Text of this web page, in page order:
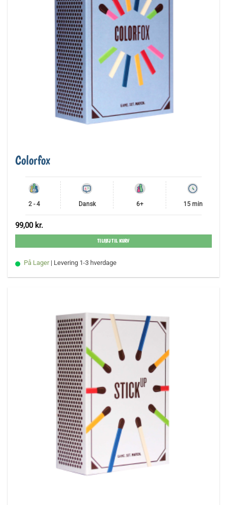
Colorfox
2 - 4 Dansk 6+ 15 min
99,00 kr.
TILFØJ TIL KURV
På Lager | Levering 1-3 hverdage